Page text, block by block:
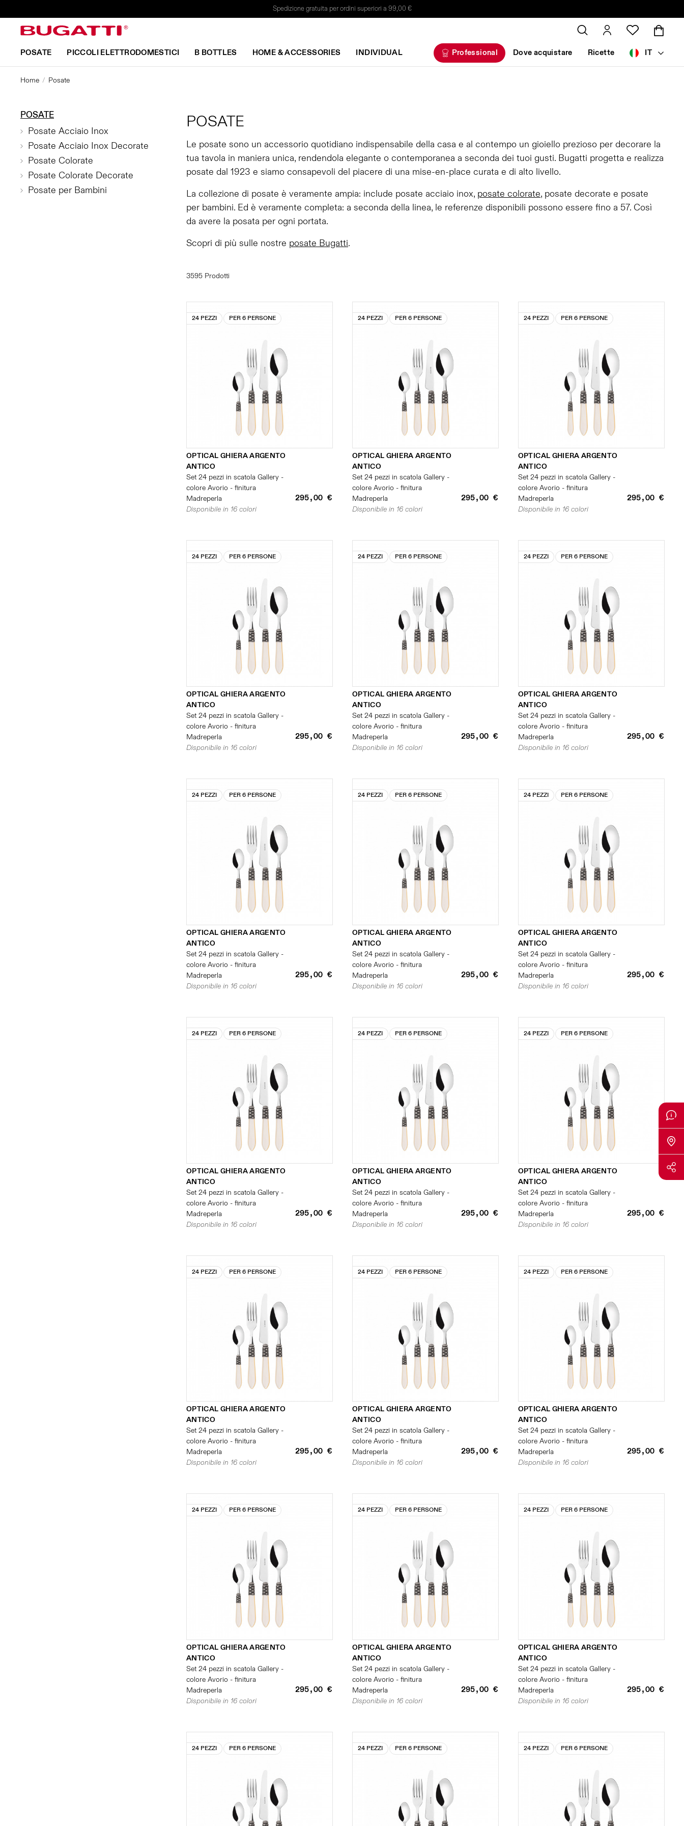
Spedizione gratuita per ordini superiori a 99,00 €
POSATE PICCOLI ELETTRODOMESTICI B BOTTLES HOME & ACCESSORIES INDIVIDUAL Professional Dove acquistare Ricette IT
Home Posate
POSATE
Le posate sono un accessorio quotidiano indispensabile della casa e al contempo un gioiello prezioso per decorare la
tua tavola in maniera unica, rendendola elegante o contemporanea a seconda dei tuoi gusti. Bugatti progetta e realizza
posate dal 1923 e siamo consapevoli del piacere di una mise-en-place curata e di alto livello.
La collezione di posate è veramente ampia: include posate acciaio inox, posate colorate, posate decorate e posate
per bambini. Ed è veramente completa: a seconda della linea, le referenze disponibili possono essere fino a 57. Così
da avere la posata per ogni portata.
Scopri di più sulle nostre posate Bugatti.
3595 Prodotti
24 PEZZI PER 6 PERSONE
OPTICAL GHIERA ARGENTO
ANTICO
Set 24 pezzi in scatola Gallery -
colore Avorio - finitura
Madreperla
295,00 €
Disponibile in 16 colori
24 PEZZI PER 6 PERSONE
OPTICAL GHIERA ARGENTO
ANTICO
Set 24 pezzi in scatola Gallery -
colore Avorio - finitura
Madreperla
295,00 €
Disponibile in 16 colori
24 PEZZI PER 6 PERSONE
OPTICAL GHIERA ARGENTO
ANTICO
Set 24 pezzi in scatola Gallery -
colore Avorio - finitura
Madreperla
295,00 €
Disponibile in 16 colori
24 PEZZI PER 6 PERSONE
OPTICAL GHIERA ARGENTO
ANTICO
Set 24 pezzi in scatola Gallery -
colore Avorio - finitura
Madreperla
295,00 €
Disponibile in 16 colori
24 PEZZI PER 6 PERSONE
OPTICAL GHIERA ARGENTO
ANTICO
Set 24 pezzi in scatola Gallery -
colore Avorio - finitura
Madreperla
295,00 €
Disponibile in 16 colori
24 PEZZI PER 6 PERSONE
OPTICAL GHIERA ARGENTO
ANTICO
Set 24 pezzi in scatola Gallery -
colore Avorio - finitura
Madreperla
295,00 €
Disponibile in 16 colori
24 PEZZI PER 6 PERSONE
OPTICAL GHIERA ARGENTO
ANTICO
Set 24 pezzi in scatola Gallery -
colore Avorio - finitura
Madreperla
295,00 €
Disponibile in 16 colori
24 PEZZI PER 6 PERSONE
OPTICAL GHIERA ARGENTO
ANTICO
Set 24 pezzi in scatola Gallery -
colore Avorio - finitura
Madreperla
295,00 €
Disponibile in 16 colori
24 PEZZI PER 6 PERSONE
OPTICAL GHIERA ARGENTO
ANTICO
Set 24 pezzi in scatola Gallery -
colore Avorio - finitura
Madreperla
295,00 €
Disponibile in 16 colori
24 PEZZI PER 6 PERSONE
OPTICAL GHIERA ARGENTO
ANTICO
Set 24 pezzi in scatola Gallery -
colore Avorio - finitura
Madreperla
295,00 €
Disponibile in 16 colori
24 PEZZI PER 6 PERSONE
OPTICAL GHIERA ARGENTO
ANTICO
Set 24 pezzi in scatola Gallery -
colore Avorio - finitura
Madreperla
295,00 €
Disponibile in 16 colori
24 PEZZI PER 6 PERSONE
OPTICAL GHIERA ARGENTO
ANTICO
Set 24 pezzi in scatola Gallery -
colore Avorio - finitura
Madreperla
295,00 €
Disponibile in 16 colori
24 PEZZI PER 6 PERSONE
OPTICAL GHIERA ARGENTO
ANTICO
Set 24 pezzi in scatola Gallery -
colore Avorio - finitura
Madreperla
295,00 €
Disponibile in 16 colori
24 PEZZI PER 6 PERSONE
OPTICAL GHIERA ARGENTO
ANTICO
Set 24 pezzi in scatola Gallery -
colore Avorio - finitura
Madreperla
295,00 €
Disponibile in 16 colori
24 PEZZI PER 6 PERSONE
OPTICAL GHIERA ARGENTO
ANTICO
Set 24 pezzi in scatola Gallery -
colore Avorio - finitura
Madreperla
295,00 €
Disponibile in 16 colori
24 PEZZI PER 6 PERSONE
OPTICAL GHIERA ARGENTO
ANTICO
Set 24 pezzi in scatola Gallery -
colore Avorio - finitura
Madreperla
295,00 €
Disponibile in 16 colori
24 PEZZI PER 6 PERSONE
OPTICAL GHIERA ARGENTO
ANTICO
Set 24 pezzi in scatola Gallery -
colore Avorio - finitura
Madreperla
295,00 €
Disponibile in 16 colori
24 PEZZI PER 6 PERSONE
OPTICAL GHIERA ARGENTO
ANTICO
Set 24 pezzi in scatola Gallery -
colore Avorio - finitura
Madreperla
295,00 €
Disponibile in 16 colori
24 PEZZI PER 6 PERSONE 24 PEZZI PER 6 PERSONE 24 PEZZI PER 6 PERSONE
POSATE
Posate Acciaio Inox
Posate Acciaio Inox Decorate
Posate Colorate
Posate Colorate Decorate
Posate per Bambini